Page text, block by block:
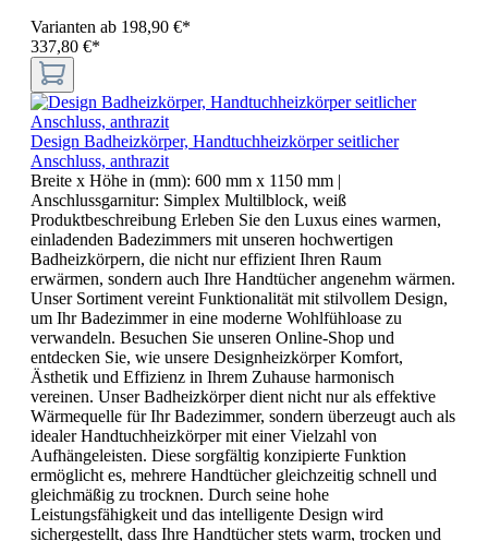
Varianten ab 198,90 €*
337,80 €*
Design Badheizkörper, Handtuchheizkörper seitlicher
Anschluss, anthrazit
Breite x Höhe in (mm): 600 mm x 1150 mm |
Anschlussgarnitur: Simplex Multilblock, weiß
Produktbeschreibung Erleben Sie den Luxus eines warmen,
einladenden Badezimmers mit unseren hochwertigen
Badheizkörpern, die nicht nur effizient Ihren Raum
erwärmen, sondern auch Ihre Handtücher angenehm wärmen.
Unser Sortiment vereint Funktionalität mit stilvollem Design,
um Ihr Badezimmer in eine moderne Wohlfühloase zu
verwandeln. Besuchen Sie unseren Online-Shop und
entdecken Sie, wie unsere Designheizkörper Komfort,
Ästhetik und Effizienz in Ihrem Zuhause harmonisch
vereinen. Unser Badheizkörper dient nicht nur als effektive
Wärmequelle für Ihr Badezimmer, sondern überzeugt auch als
idealer Handtuchheizkörper mit einer Vielzahl von
Aufhängeleisten. Diese sorgfältig konzipierte Funktion
ermöglicht es, mehrere Handtücher gleichzeitig schnell und
gleichmäßig zu trocknen. Durch seine hohe
Leistungsfähigkeit und das intelligente Design wird
sichergestellt, dass Ihre Handtücher stets warm, trocken und